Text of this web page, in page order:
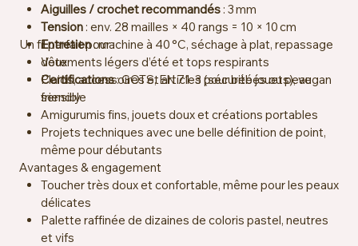
Aiguilles / crochet recommandés: 3 mm
Tension: env. 28 mailles × 40 rangs = 10 × 10 cm
Entretien: machine à 40 °C, séchage à plat, repassage
doux
Certifications: GOTS, EN 71‑3 (sécurité jouets), vegan
friendly
Un fil parfait pour :
Vêtements légers d’été et tops respirants
Plaids, accessoires et articles pour bébés ou peau
sensible
Amigurumis fins, jouets doux et créations portables
Projets techniques avec une belle définition de point,
même pour débutants
Avantages & engagement
Toucher très doux et confortable, même pour les peaux
délicates
Palette raffinée de dizaines de coloris pastel, neutres
et vifs